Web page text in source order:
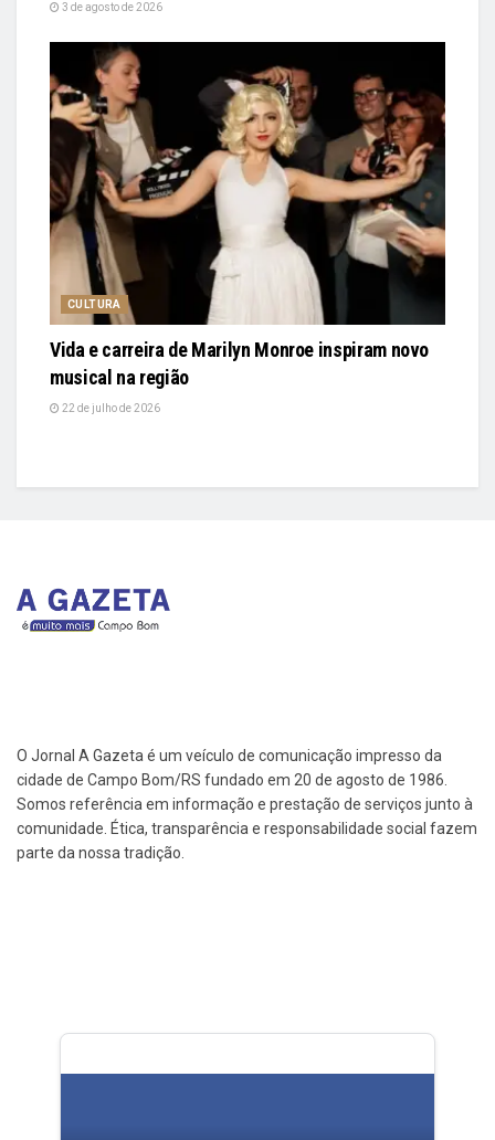
3 de agosto de 2026
CULTURA
Vida e carreira de Marilyn Monroe inspiram novo
musical na região
22 de julho de 2026
O Jornal A Gazeta é um veículo de comunicação impresso da
cidade de Campo Bom/RS fundado em 20 de agosto de 1986.
Somos referência em informação e prestação de serviços junto à
comunidade. Ética, transparência e responsabilidade social fazem
parte da nossa tradição.